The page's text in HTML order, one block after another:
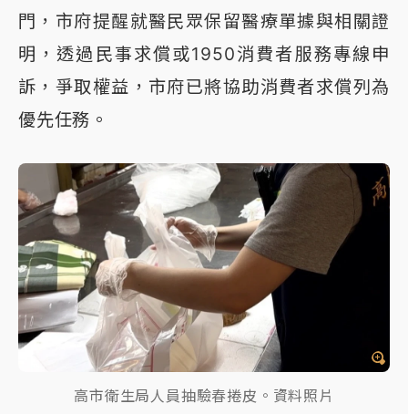
門，市府提醒就醫民眾保留醫療單據與相關證
明，透過民事求償或1950消費者服務專線申
訴，爭取權益，市府已將協助消費者求償列為
優先任務。
高市衛生局人員抽驗春捲皮。資料照片